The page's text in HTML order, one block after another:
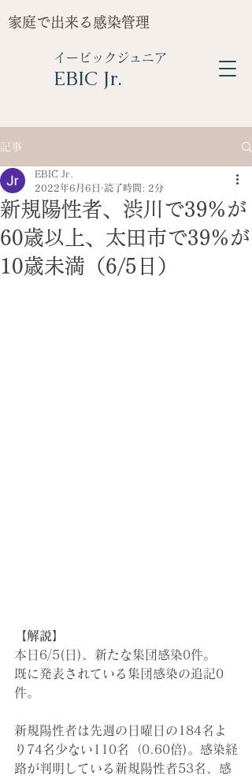
家庭で出来る感染管理
イービックジュニア
​EBIC Jr.
記事
新規陽性者、渋川で39%が
60歳以上、太田市で39%が
10歳未満（6/5日）
EBIC Jr.
2022年6月6日
読了時間: 2分
【解説】
本日6/5(日)
、新たな集団感染0件。
既に発表されている集団感染の追記0
件。
新規陽性者は先週の日曜日の184名よ
り74名少ない110名（0.60倍) 。 感染経
路が判明している新規陽性者53名、感